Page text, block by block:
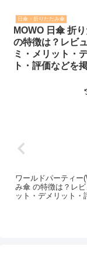
日傘・折りたたみ傘
MOWO 日傘 折
の特徴は？レビ
ミ・メリット・
ト・評価などを
ワールドパーティー
み傘 の特徴は？レ
ット・デメリット・